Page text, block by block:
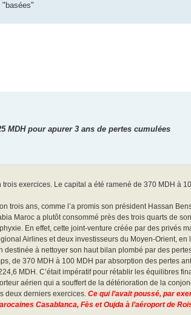
"basées"
MDH pour apurer 3 ans de pertes cumulées
exercices. Le capital a été ramené de 370 MDH à
trois ans, comme l’a promis son président Hassan
Maroc a plutôt consommé près des trois quarts de
En effet, cette joint-venture créée par des privés
Airlines et deux investisseurs du Moyen-Orient, en
à nettoyer son haut bilan plombé par des
de 370 MDH à 100 MDH par absorption des pertes
MDH. C’était impératif pour rétablir les équilibres
aérien qui a souffert de la détérioration de la
deux derniers exercices. Ce qui l’avait poussé, par
Casablanca, Fès et Oujda à l’aéroport de